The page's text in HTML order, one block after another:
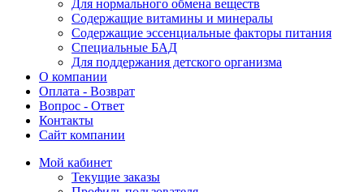
Для нормального обмена веществ
Содержащие витамины и минералы
Содержащие эссенциальные факторы питания
Специальные БАД
Для поддержания детского организма
О компании
Оплата - Возврат
Вопрос - Ответ
Контакты
Сайт компании
Мой кабинет
Текущие заказы